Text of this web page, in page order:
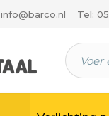
info@barco.nl Tel: